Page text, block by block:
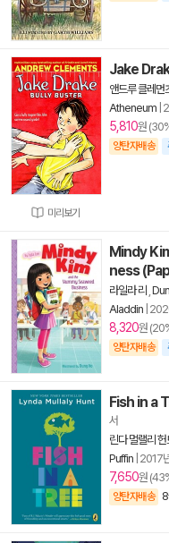
미리보기
Jake
앤드루 클레먼
Atheneum
5,810원
양탄자배송
Mindy
ness
라일라 리
Aladdin
8,320원
양탄자배송
Fish in a
서
린다 멀랠리 헌
Puffin 2017
7,650원
양탄자배송